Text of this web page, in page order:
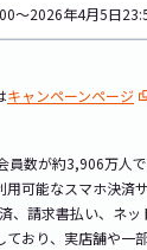
～2026年4月5日
キャンペーンページ
員数が約3,906万人
用可能なスマホ決済
、請求書払い、ネ
ており、実店舗や一